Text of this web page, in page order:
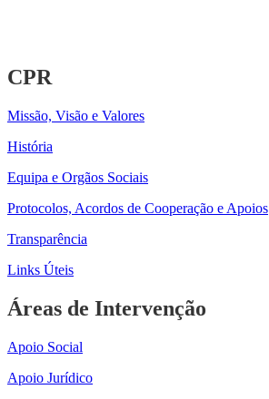
CPR
Missão, Visão e Valores
História
Equipa e Orgãos Sociais
Protocolos, Acordos de Cooperação e Apoios
Transparência
Links Úteis
Áreas de Intervenção
Apoio Social
Apoio Jurídico